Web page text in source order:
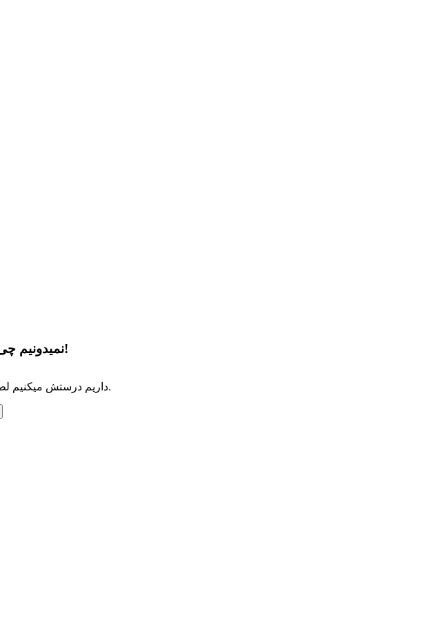
نمیدونیم چی‌شده ولی قطع شدیم!
داریم درستش میکنیم لطفا چند دقیقه دیگه مجددا تلاش کنید.